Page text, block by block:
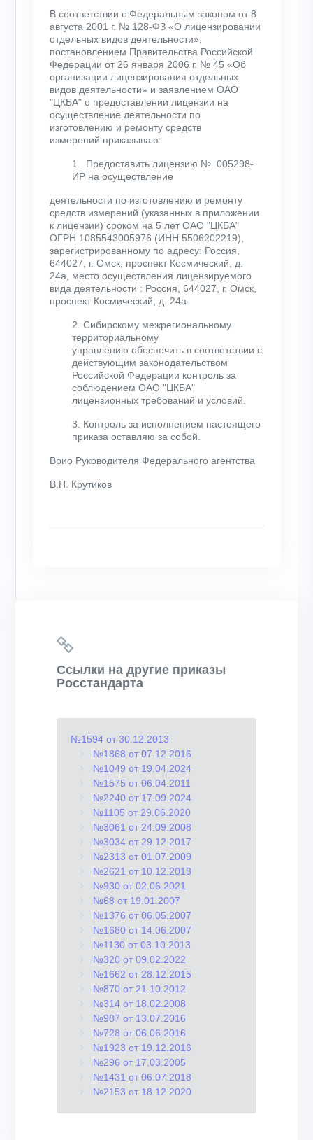
В соответствии с Федеральным законом от 8
августа 2001 г. № 128-ФЗ «О лицензировании
отдельных видов деятельности»,
постановлением Правительства Российской
Федерации от 26 января 2006 г. № 45 «Об
организации лицензирования отдельных
видов деятельности» и заявлением ОАО
"ЦКБА" о предоставлении лицензии на
осуществление деятельности по
изготовлению и ремонту средств
измерений приказываю:
1. Предоставить лицензию № 005298-
ИР на осуществление
деятельности по изготовлению и ремонту
средств измерений (указанных в приложении
к лицензии) сроком на 5 лет ОАО "ЦКБА"
ОГРН 1085543005976 (ИНН 5506202219),
зарегистрированному по адресу: Россия,
644027, г. Омск, проспект Космический, д.
24а, место осуществления лицензируемого
вида деятельности : Россия, 644027, г. Омск,
проспект Космический, д. 24а.
2. Сибирскому межрегиональному
территориальному
управлению обеспечить в соответствии с
действующим законодательством
Российской Федерации контроль за
соблюдением ОАО "ЦКБА"
лицензионных требований и условий.
3. Контроль за исполнением настоящего
приказа оставляю за собой.
Врио Руководителя Федерального агентства
В.Н. Крутиков
Ссылки на другие приказы
Росстандарта
№1594 от 30.12.2013
№1868 от 07.12.2016
№1049 от 19.04.2024
№1575 от 06.04.2011
№2240 от 17.09.2024
№1105 от 29.06.2020
№3061 от 24.09.2008
№3034 от 29.12.2017
№2313 от 01.07.2009
№2621 от 10.12.2018
№930 от 02.06.2021
№68 от 19.01.2007
№1376 от 06.05.2007
№1680 от 14.06.2007
№1130 от 03.10.2013
№320 от 09.02.2022
№1662 от 28.12.2015
№870 от 21.10.2012
№314 от 18.02.2008
№987 от 13.07.2016
№728 от 06.06.2016
№1923 от 19.12.2016
№296 от 17.03.2005
№1431 от 06.07.2018
№2153 от 18.12.2020